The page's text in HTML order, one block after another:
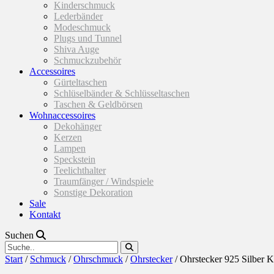
Kinderschmuck
Lederbänder
Modeschmuck
Plugs und Tunnel
Shiva Auge
Schmuckzubehör
Accessoires
Gürteltaschen
Schlüselbänder & Schlüsseltaschen
Taschen & Geldbörsen
Wohnaccessoires
Dekohänger
Kerzen
Lampen
Speckstein
Teelichthalter
Traumfänger / Windspiele
Sonstige Dekoration
Sale
Kontakt
Suchen
Start / Schmuck /Ohrschmuck /Ohrstecker/ Ohrstecker 925 Silber